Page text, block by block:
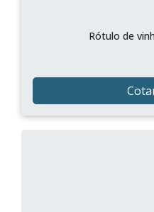
Rótulo de